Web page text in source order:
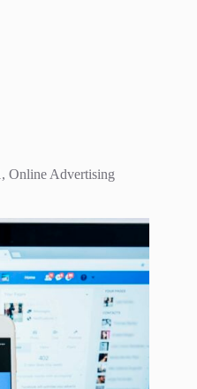
, Online Advertising